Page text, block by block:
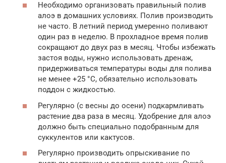
Необходимо организовать правильный полив
алоэ в домашних условиях. Полив производить
не часто. В летний период умеренно поливают
один раз в неделю. В прохладное время полив
сокращают до двух раз в месяц. Чтобы избежать
застоя воды, нужно использовать дренаж,
придерживаться температуры воды для полива
не менее +25 °C, обязательно использовать
поддон с жидкостью.
Регулярно (с весны до осени) подкармливать
растение два раза в месяц. Удобрение для алоэ
должно быть специально подобранным для
суккулентов или кактусов.
Регулярно производить опрыскивание по